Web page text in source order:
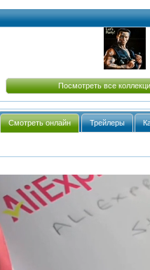
Посмотреть все
Смотреть онлайн Трейлеры